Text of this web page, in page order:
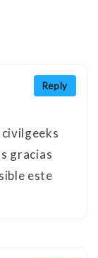
Reply
gracias
este